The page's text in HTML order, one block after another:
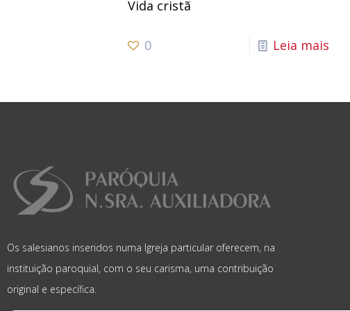
Vida cristã
0 Leia mais
Os salesianos inseridos numa Igreja particular oferecem, na
instituição paroquial, com o seu carisma, uma contribuição
original e específica.